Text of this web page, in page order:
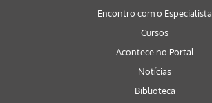
Encontro com o Especialista
Cursos
Acontece no Portal
Notícias
Biblioteca